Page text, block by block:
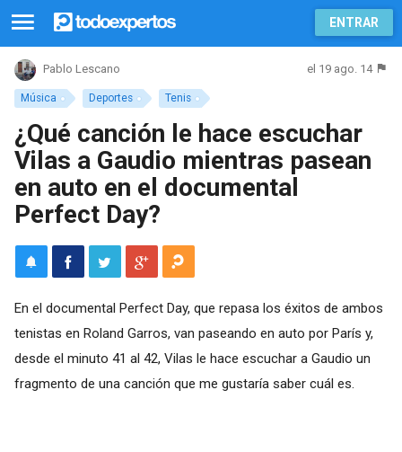
ENTRAR
Música Deportes Tenis
Pablo Lescano el 19 ago. 14
¿Qué canción le hace escuchar
Vilas a Gaudio mientras pasean
en auto en el documental
Perfect Day?
En el documental Perfect Day, que repasa los éxitos de ambos
tenistas en Roland Garros, van paseando en auto por París y,
desde el minuto 41 al 42, Vilas le hace escuchar a Gaudio un
fragmento de una canción que me gustaría saber cuál es.